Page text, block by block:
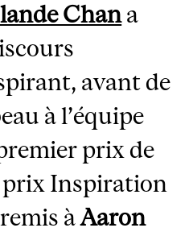
Chana
avant de
à l’équipe
prix de
prix Inspiration
àAaron